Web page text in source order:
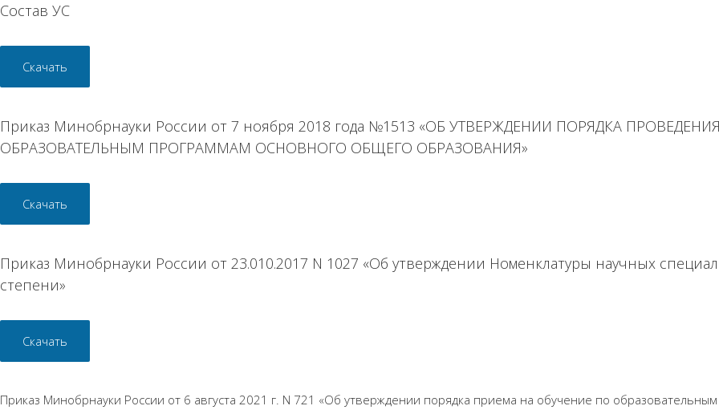
Состав УС
Скачать
Приказ Минобрнауки России от 7 ноября 2018 года №1513 «ОБ УТВЕРЖДЕНИИ ПОРЯДКА
ОБРАЗОВАТЕЛЬНЫМ ПРОГРАММАМ ОСНОВНОГО ОБЩЕГО ОБРАЗОВАНИЯ»
Скачать
Приказ Минобрнауки России от 23.010.2017 N 1027 «Об утверждении Номенклатуры научных
степени»
Скачать
Приказ Минобрнауки России от 6 августа 2021 г. N 721 «Об утверждении порядка приема на обучение по